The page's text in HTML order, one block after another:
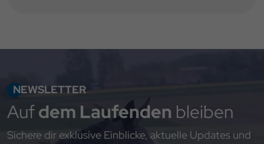
NEWSLETTER
Aufdem Laufenden bleiben
Sichere dir exklusive Einblicke, aktuelle Updates und